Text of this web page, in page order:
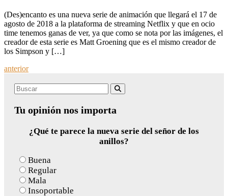
(Des)encanto es una nueva serie de animación que llegará el 17 de
agosto de 2018 a la plataforma de streaming Netflix y que en ocio
time tenemos ganas de ver, ya que como se nota por las imágenes, el
creador de esta serie es Matt Groening que es el mismo creador de
los Simpson y […]
Posts
navigation
anterior
Search
Tu opinión nos importa
¿Qué te parece la nueva serie del señor de los
anillos?
Buena
Regular
Mala
Insoportable